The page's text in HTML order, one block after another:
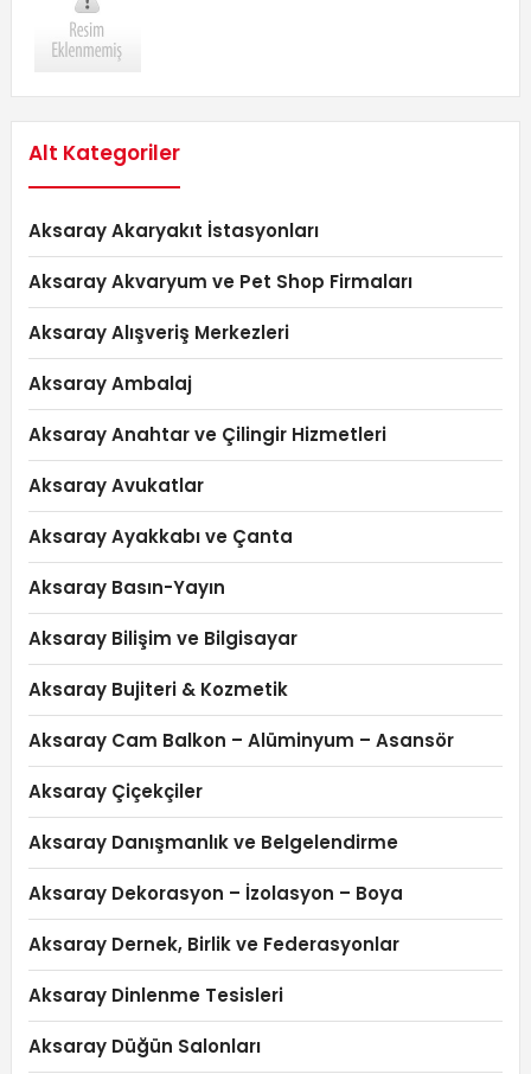
Alt Kategoriler
Aksaray Akaryakıt İstasyonları
Aksaray Akvaryum ve Pet Shop Firmaları
Aksaray Alışveriş Merkezleri
Aksaray Ambalaj
Aksaray Anahtar ve Çilingir Hizmetleri
Aksaray Avukatlar
Aksaray Ayakkabı ve Çanta
Aksaray Basın-Yayın
Aksaray Bilişim ve Bilgisayar
Aksaray Bujiteri & Kozmetik
Aksaray Cam Balkon – Alüminyum – Asansör
Aksaray Çiçekçiler
Aksaray Danışmanlık ve Belgelendirme
Aksaray Dekorasyon – İzolasyon – Boya
Aksaray Dernek, Birlik ve Federasyonlar
Aksaray Dinlenme Tesisleri
Aksaray Düğün Salonları